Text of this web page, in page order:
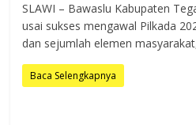
SLAWI – Bawaslu Kabupaten
usai sukses mengawal Pilkada
dan sejumlah elemen
Baca Selengkapnya